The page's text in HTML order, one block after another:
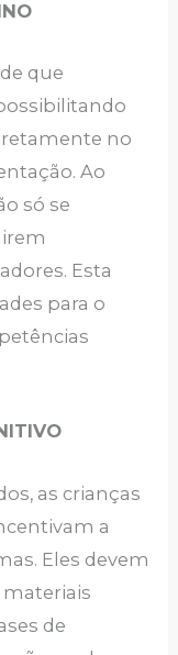
que
no
Ao
só se
Esta
para o
as crianças
a
Eles devem
de